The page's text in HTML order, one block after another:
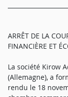
ARRÊT DE LA
FINANCIÈRE ET
La société Kirow
(Allemagne), a
rendu le 18